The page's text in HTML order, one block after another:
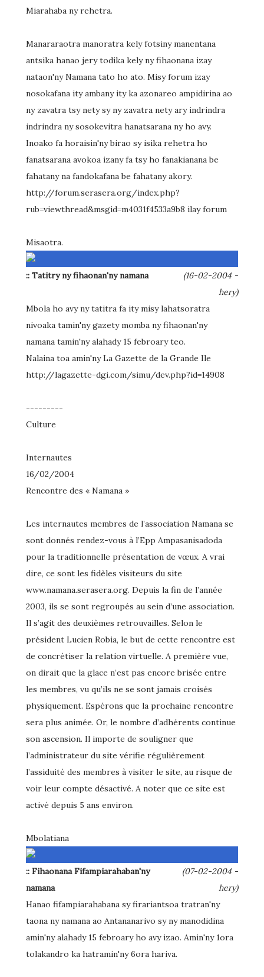
Miarahaba ny rehetra.
Manararaotra manoratra kely fotsiny manentana
antsika hanao jery todika kely ny fihaonana izay
nataon'ny Namana tato ho ato. Misy forum izay
nosokafana ity ambany ity ka azonareo ampidirina ao
ny zavatra tsy nety sy ny zavatra nety ary indrindra
indrindra ny sosokevitra hanatsarana ny ho avy.
Inoako fa horaisin'ny birao sy isika rehetra ho
fanatsarana avokoa izany fa tsy ho fanakianana be
fahatany na fandokafana be fahatany akory.
http://forum.serasera.org/index.php?
rub=viewthread&msgid=m4031f4533a9b8 ilay forum
Misaotra.
:: Tatitry ny fihaonan'ny namana
(16-02-2004 -
hery)
Mbola ho avy ny tatitra fa ity misy lahatsoratra
nivoaka tamin'ny gazety momba ny fihaonan'ny
namana tamin'ny alahady 15 febroary teo.
Nalaina toa amin'ny La Gazette de la Grande Ile
http://lagazette-dgi.com/simu/dev.php?id=14908
---------
Culture
Internautes
16/02/2004
Rencontre des « Namana »
Les internautes membres de l’association Namana se
sont donnés rendez-vous à l’Epp Ampasanisadoda
pour la traditionnelle présentation de vœux. A vrai
dire, ce sont les fidèles visiteurs du site
www.namana.serasera.org. Depuis la fin de l’année
2003, ils se sont regroupés au sein d’une association.
Il s’agit des deuxièmes retrouvailles. Selon le
président Lucien Robia, le but de cette rencontre est
de concrétiser la relation virtuelle. A première vue,
on dirait que la glace n’est pas encore brisée entre
les membres, vu qu’ils ne se sont jamais croisés
physiquement. Espérons que la prochaine rencontre
sera plus animée. Or, le nombre d’adhérents continue
son ascension. Il importe de souligner que
l’administrateur du site vérifie régulièrement
l’assiduité des membres à visiter le site, au risque de
voir leur compte désactivé. A noter que ce site est
activé depuis 5 ans environ.
Mbolatiana
:: Fihaonana Fifampiarahaban'ny
namana
(07-02-2004 -
hery)
Hanao fifampiarahabana sy firariantsoa tratran'ny
taona ny namana ao Antananarivo sy ny manodidina
amin'ny alahady 15 febroary ho avy izao. Amin'ny 1ora
tolakandro ka hatramin'ny 6ora hariva.